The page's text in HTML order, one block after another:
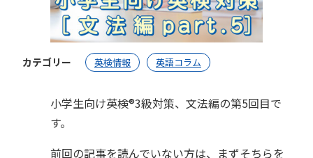
カテゴリー 英検情報 英語コラム
小学生向け英検®︎3級対策、文法編の第5回目で
す。
前回の記事を読んでいない方は、まずそちらを